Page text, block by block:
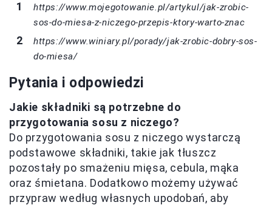
https://www.mojegotowanie.pl/artykul/jak-zrobic-
sos-do-miesa-z-niczego-przepis-ktory-warto-znac
https://www.winiary.pl/porady/jak-zrobic-dobry-sos-
do-miesa/
Pytania i odpowiedzi
Jakie składniki są potrzebne do
przygotowania sosu z niczego?
Do przygotowania sosu z niczego wystarczą
podstawowe składniki, takie jak tłuszcz
pozostały po smażeniu mięsa, cebula, mąka
oraz śmietana. Dodatkowo możemy używać
przypraw według własnych upodobań, aby